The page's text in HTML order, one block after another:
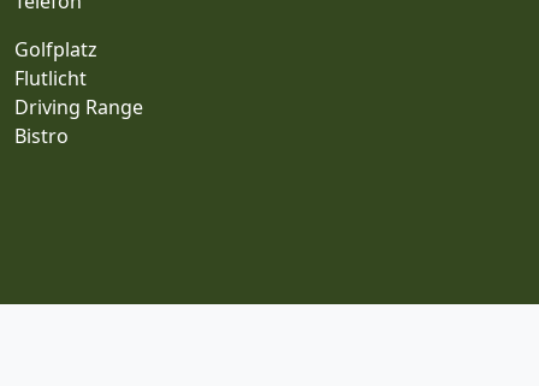
Golfplatz
Flutlicht
Driving Range
Bistro